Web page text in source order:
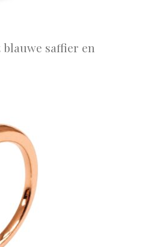
saffier en